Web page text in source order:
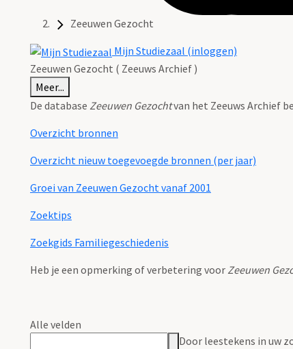
Zeeuwen Gezocht
Mijn Studiezaal (inloggen)
Zeeuwen Gezocht ( Zeeuws Archief )
Meer...
De database Zeeuwen Gezochtvan het Zeeuws Archief
Overzicht bronnen
Overzicht nieuw toegevoegde bronnen (per jaar)
Groei van Zeeuwen Gezocht vanaf 2001
Zoektips
Zoekgids Familiegeschiedenis
Heb je een opmerking of verbetering voorZeeuwen
Alle velden
Door leestekens in uw